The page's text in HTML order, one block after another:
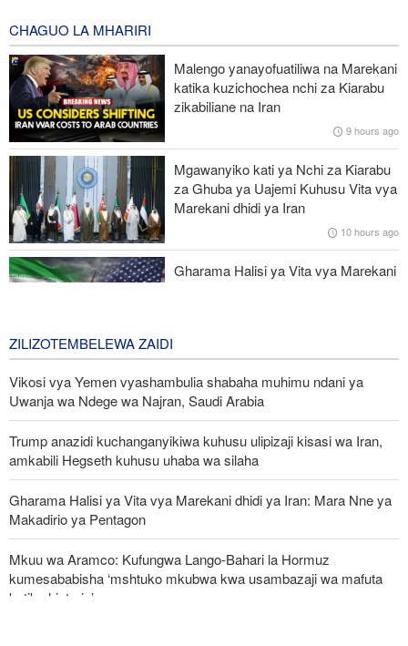
IRGC: Watu 8 wenye silaha wenye mfungamano na makundi ya
kigaidi watiwa nguvuni kusini-mashariki mwa Iran
Ripoti: Mashambulio ya Marekani yaliua na kujeruhi mamia ya
raia Yemen mwaka jana; Washington inaficha idadi kamili ya
wahanga
Raia zaidi ya 300 waliotekwa nyara Nigeria waokolewa katika
operesheni kubwa
Mbu vamizi azua hofu ya malaria kote barani Afrika
CHAGUO LA MHARIRI
Malengo yanayofuatiliwa na Marekani
katika kuzichochea nchi za Kiarabu
zikabiliane na Iran
9 hours ago
Mgawanyiko kati ya Nchi za Kiarabu
za Ghuba ya Uajemi Kuhusu Vita vya
Marekani dhidi ya Iran
10 hours ago
Gharama Halisi ya Vita vya Marekani
ZILIZOTEMBELEWA ZAIDI
Vikosi vya Yemen vyashambulia shabaha muhimu ndani ya
Uwanja wa Ndege wa Najran, Saudi Arabia
Trump anazidi kuchanganyikiwa kuhusu ulipizaji kisasi wa Iran,
amkabili Hegseth kuhusu uhaba wa silaha
Gharama Halisi ya Vita vya Marekani dhidi ya Iran: Mara Nne ya
Makadirio ya Pentagon
Mkuu wa Aramco: Kufungwa Lango-Bahari la Hormuz
kumesababisha ‘mshtuko mkubwa kwa usambazaji wa mafuta
katika historia’